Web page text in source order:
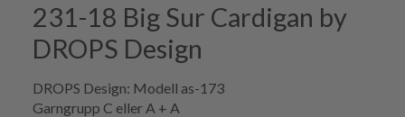
231-18 Big Sur Cardigan by
DROPS Design
DROPS Design: Modell as-173
Garngrupp C eller A + A